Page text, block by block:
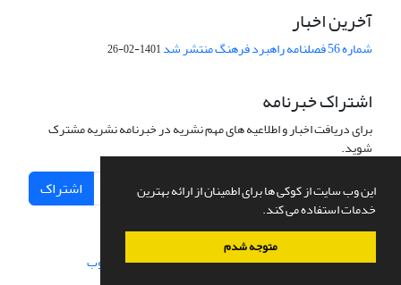
این وب سایت از کوکی ها برای اطمینان از ارائه بهترین
خدمات استفاده می کند.
متوجه شدم
آخرین اخبار
شماره 56 فصلنامه راهبرد فرهنگ منتشر شد 1401-02-26
اشتراک خبرنامه
برای دریافت اخبار و اطلاعیه های مهم نشریه در خبرنامه نشریه مشترک
شوید.
اشتراک
سامانه مدیریت نشریات علمی.طراحی و پیاده سازی از سیناوب